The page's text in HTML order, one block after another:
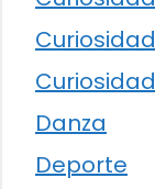
Danza
Deporte